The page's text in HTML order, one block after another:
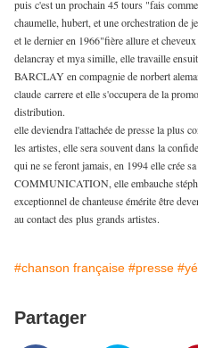
puis c'est un prochain 45 tours "fais
chaumelle, hubert, et une orchestration de
et le dernier en 1966"fière allure et
delancray et mya simille, elle travaille
BARCLAY en compagnie de norbert
claude carrere et elle s'occupera de la
distribution.
elle deviendra l'attachée de presse la plus
les artistes, elle sera souvent dans la
qui ne se feront jamais, en 1994 elle crée
COMMUNICATION, elle embauche
exceptionnel de chanteuse émérite être
au contact des plus grands artistes.
#chanson française #presse
Partager